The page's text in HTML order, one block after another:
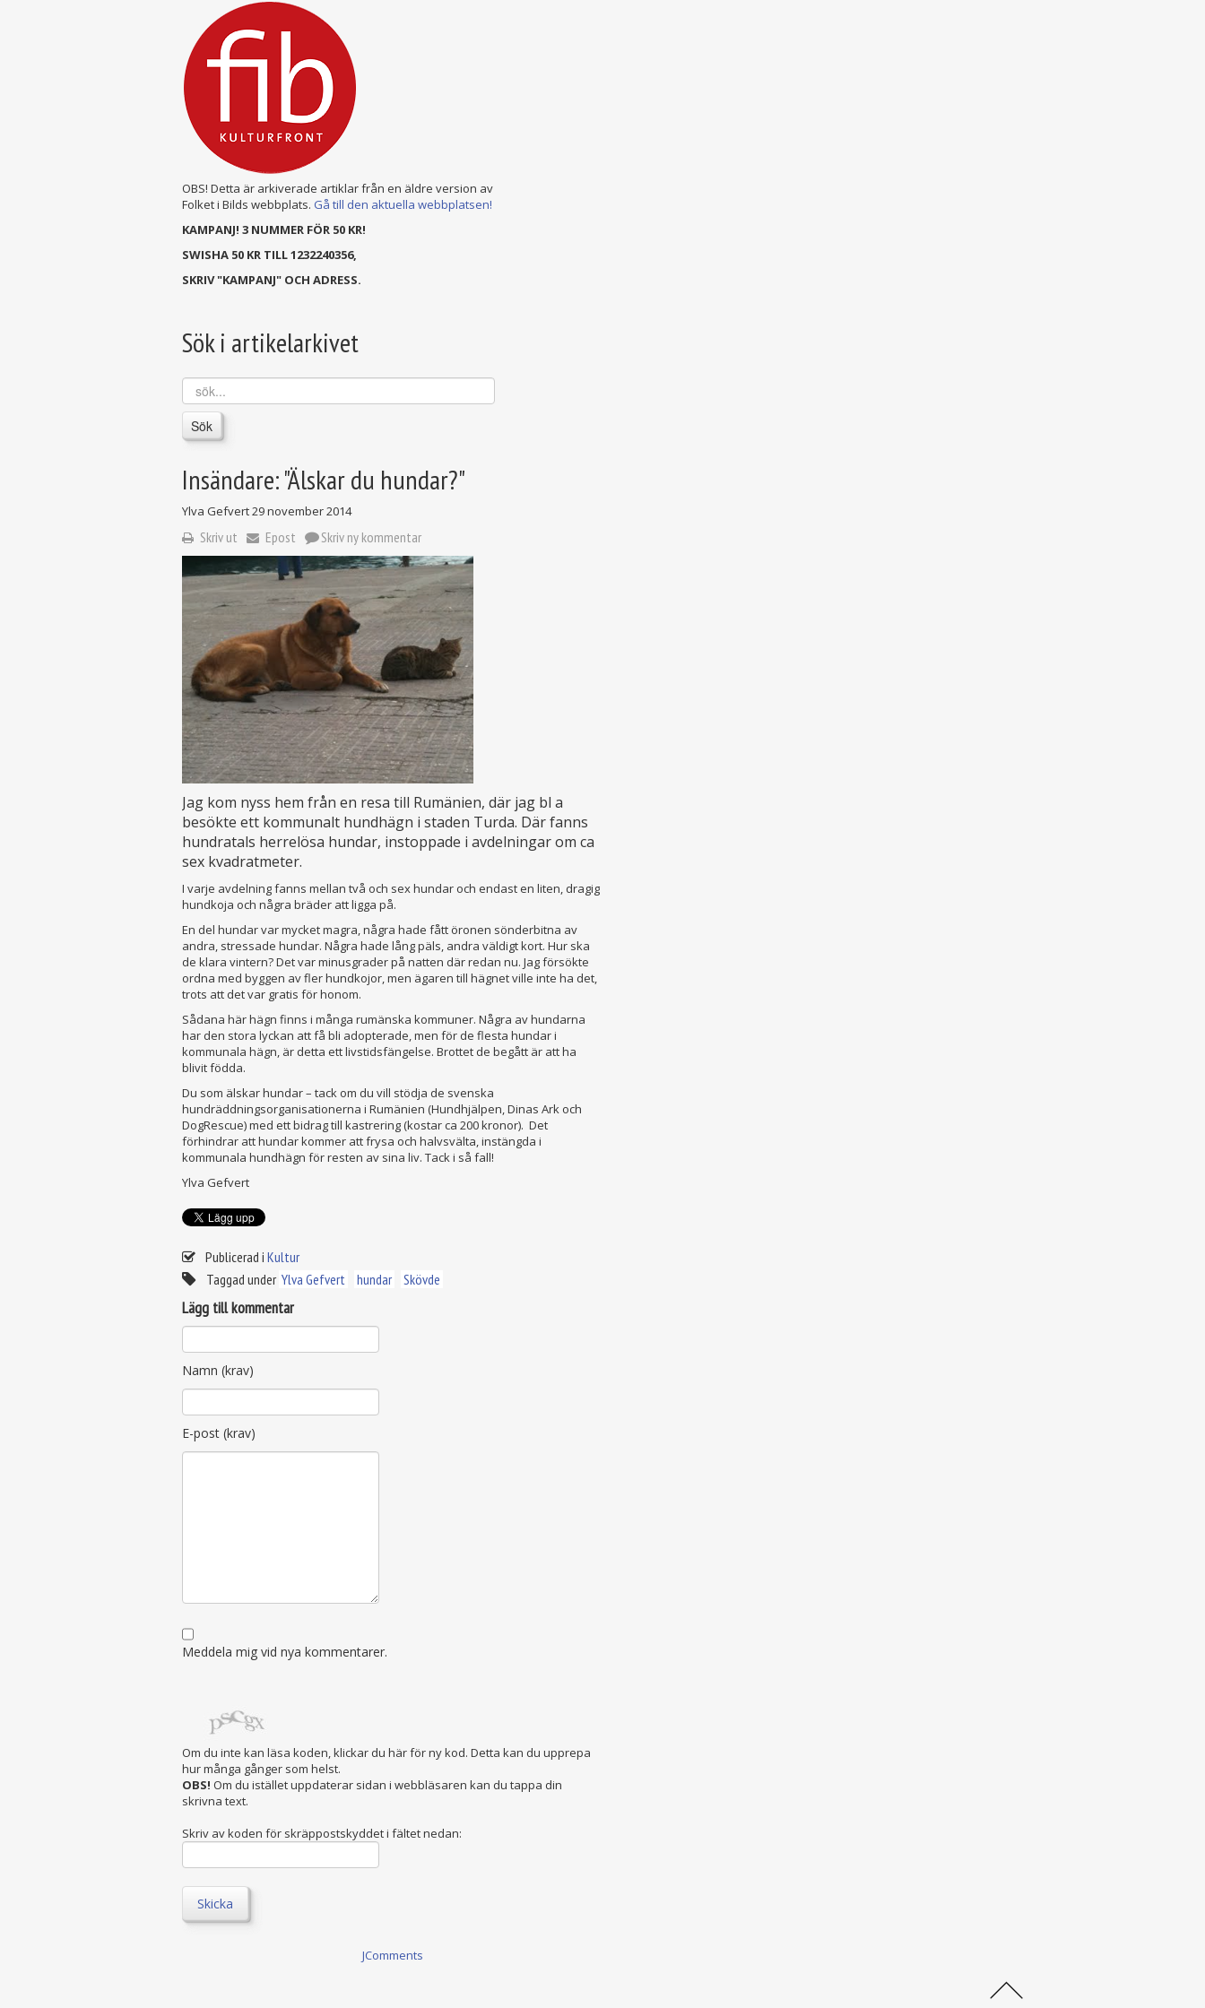
OBS! Detta är arkiverade artiklar från en äldre version av
Folket i Bilds webbplats. Gå till den aktuella webbplatsen!
KAMPANJ! 3 NUMMER FÖR 50 KR!
SWISHA 50 KR TILL 1232240356,
SKRIV "KAMPANJ" OCH ADRESS.
Sök i artikelarkivet
sök...
Sök
Insändare: "Älskar du hundar?"
Ylva Gefvert29 november 2014
Skriv ut Epost Skriv ny kommentar
Jag kom nyss hem från en resa till Rumänien, där jag bl a
besökte ett kommunalt hundhägn i staden Turda. Där fanns
hundratals herrelösa hundar, instoppade i avdelningar om ca
sex kvadratmeter.
I varje avdelning fanns mellan två och sex hundar och endast en liten, dragig
hundkoja och några bräder att ligga på.
En del hundar var mycket magra, några hade fått öronen sönderbitna av
andra, stressade hundar. Några hade lång päls, andra väldigt kort. Hur ska
de klara vintern? Det var minusgrader på natten där redan nu. Jag försökte
ordna med byggen av fler hundkojor, men ägaren till hägnet ville inte ha det,
trots att det var gratis för honom.
Sådana här hägn finns i många rumänska kommuner. Några av hundarna
har den stora lyckan att få bli adopterade, men för de flesta hundar i
kommunala hägn, är detta ett livstidsfängelse. Brottet de begått är att ha
blivit födda.
Du som älskar hundar – tack om du vill stödja de svenska
hundräddningsorganisationerna i Rumänien (Hundhjälpen, Dinas Ark och
DogRescue) med ett bidrag till kastrering (kostar ca 200 kronor). Det
förhindrar att hundar kommer att frysa och halvsvälta, instängda i
kommunala hundhägn för resten av sina liv. Tack i så fall!
Ylva Gefvert
Publicerad i Kultur
Taggad under Ylva Gefvert hundar Skövde
Lägg till kommentar
Namn (krav)
E-post (krav)
Meddela mig vid nya kommentarer.
Om du inte kan läsa koden, klickar du här för ny kod. Detta kan du upprepa
hur många gånger som helst.
OBS! Om du istället uppdaterar sidan i webbläsaren kan du tappa din
skrivna text.
Skriv av koden för skräppostskyddet i fältet nedan:
Skicka
JComments